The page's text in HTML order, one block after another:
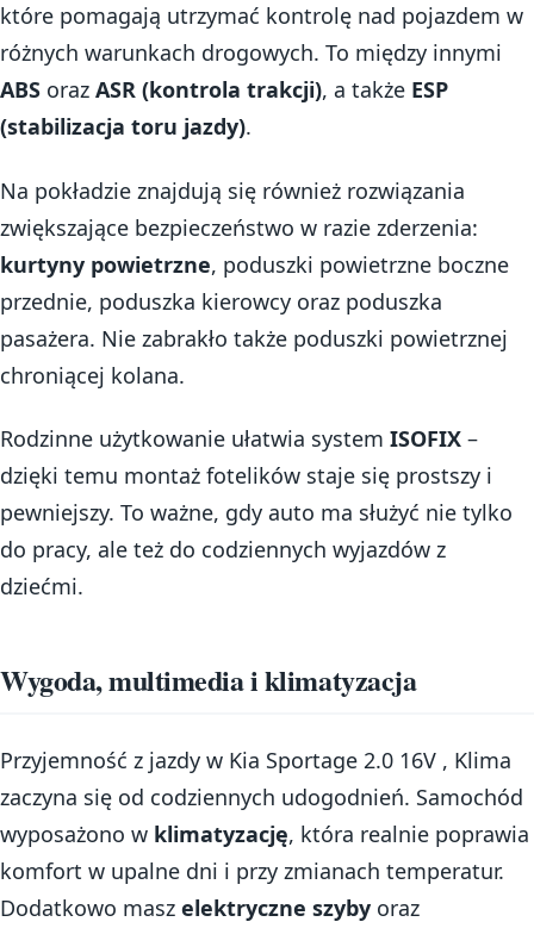
które pomagają utrzymać kontrolę nad pojazdem w
różnych warunkach drogowych. To między innymi
ABS oraz ASR (kontrola trakcji), a także ESP
(stabilizacja toru jazdy).
Na pokładzie znajdują się również rozwiązania
zwiększające bezpieczeństwo w razie zderzenia:
kurtyny powietrzne, poduszki powietrzne boczne
przednie, poduszka kierowcy oraz poduszka
pasażera. Nie zabrakło także poduszki powietrznej
chroniącej kolana.
Rodzinne użytkowanie ułatwia system ISOFIX –
dzięki temu montaż fotelików staje się prostszy i
pewniejszy. To ważne, gdy auto ma służyć nie tylko
do pracy, ale też do codziennych wyjazdów z
dziećmi.
Wygoda, multimedia i klimatyzacja
Przyjemność z jazdy w Kia Sportage 2.0 16V , Klima
zaczyna się od codziennych udogodnień. Samochód
wyposażono w klimatyzację, która realnie poprawia
komfort w upalne dni i przy zmianach temperatur.
Dodatkowo masz elektryczne szyby oraz